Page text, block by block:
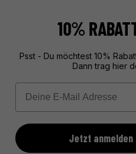
Exklusive Geschenke aus
Mehr über unseren Service
10%
Psst - Du möchtest 10%
Dann trag hier
Email
Jetzt anmelden